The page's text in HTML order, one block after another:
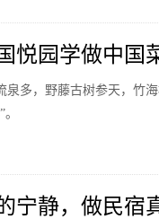
悦园学做中国
泉多，野藤古树参天，竹
宁静，做民宿